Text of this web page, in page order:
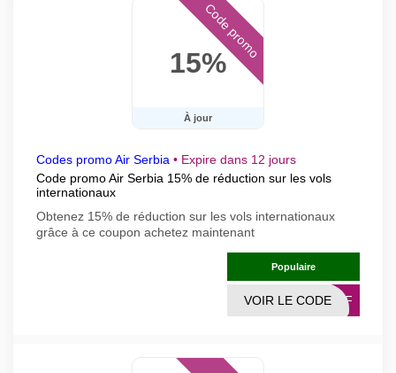
15%
À jour
Code promo
Codes promo Air Serbia • Expire dans 12 jours
Code promo Air Serbia 15% de réduction sur les vols
internationaux
Obtenez 15% de réduction sur les vols internationaux
grâce à ce coupon achetez maintenant
Populaire
EOFF
VOIR LE CODE